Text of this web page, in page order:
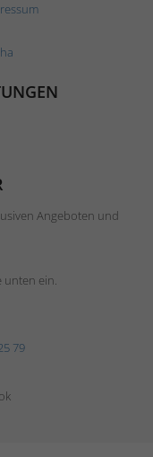
Angeboten und
unten ein.
79